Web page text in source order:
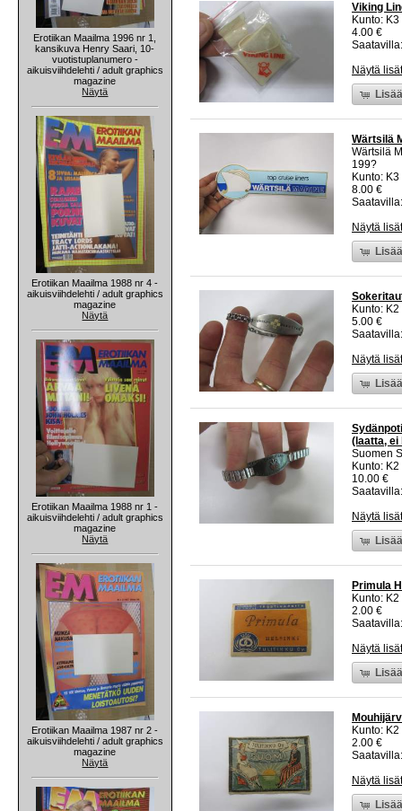
Erotiikan Maailma 1996 nr 1,
kansikuva Henry Saari, 10-
vuotistuplanumero -
aikuisviihdelehti / adult graphics
magazine
Näytä
Erotiikan Maailma 1988 nr 4 -
aikuisviihdelehti / adult graphics
magazine
Näytä
Erotiikan Maailma 1988 nr 1 -
aikuisviihdelehti / adult graphics
magazine
Näytä
Erotiikan Maailma 1987 nr 2 -
aikuisviihdelehti / adult graphics
magazine
Näytä
Viking
Kunto:
4.00 €
Näytä
Wärtsilä
Wärtsilä
199?
Kunto:
8.00 €
Näytä
Kunto:
5.00 €
Näytä
(laatta, ei
Suomen
Kunto:
10.00 €
Näytä
Primula
Kunto:
2.00 €
Näytä
Kunto:
2.00 €
Näytä